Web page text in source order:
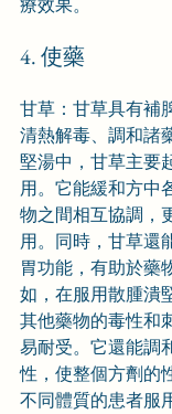
療效果。
4. 使藥
甘草：甘草具有補
清熱解毒、調和諸
堅湯中，甘草主要
用。它能緩和方中
物之間相互協調，
用。同時，甘草還
胃功能，有助於藥
如，在服用散腫潰
其他藥物的毒性和
易耐受。它還能調
性，使整個方劑的
不同體質的患者服用